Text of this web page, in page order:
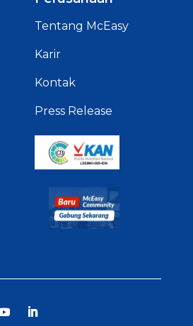
Tentang McEasy
Karir
Kontak
Press Release